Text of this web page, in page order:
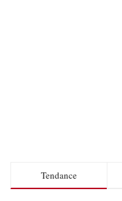
Tendance